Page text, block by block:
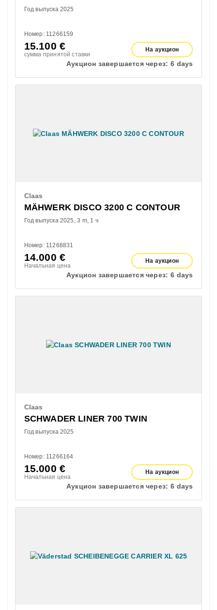
Год выпуска 2025
Номер: 11266159
15.100 €
сумма принятой ставки
На аукцион
Аукцион завершается через: 6 days
Claas
MÄHWERK DISCO 3200 C CONTOUR
Год выпуска 2025 3 m 1 ч
Номер: 11268831
14.000 €
Начальная цена
На аукцион
Аукцион завершается через: 6 days
Claas
SCHWADER LINER 700 TWIN
Год выпуска 2025
Номер: 11266164
15.000 €
Начальная цена
На аукцион
Аукцион завершается через: 6 days